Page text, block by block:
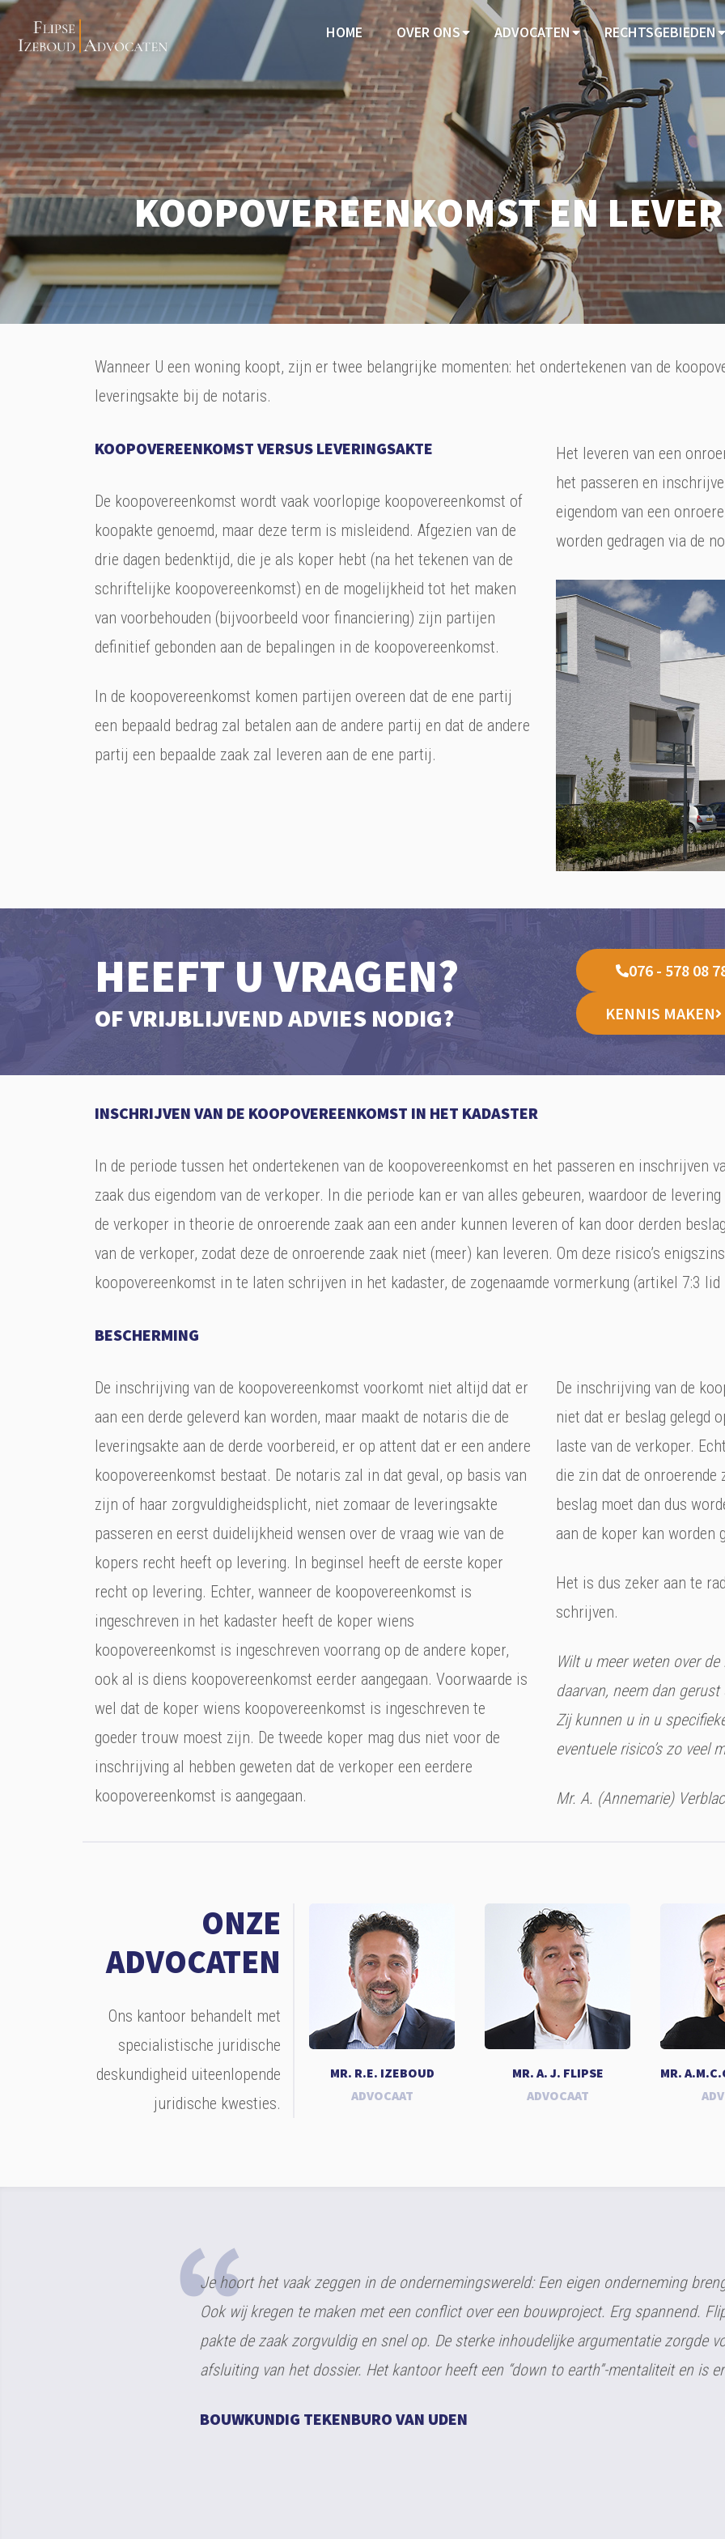
HOME OVER ONS ADVOCATEN RECHTSGEBIEDEN
KOOPOVEREENKOMST EN
Wanneer U een woning koopt, zijn er twee belangrijke momenten: het ondertekenen van de
leveringsakte bij de notaris.
KOOPOVEREENKOMST VERSUS LEVERINGSAKTE
De koopovereenkomst wordt vaak voorlopige koopovereenkomst of
koopakte genoemd, maar deze term is misleidend. Afgezien van de
drie dagen bedenktijd, die je als koper hebt (na het tekenen van de
schriftelijke koopovereenkomst) en de mogelijkheid tot het maken
van voorbehouden (bijvoorbeeld voor financiering) zijn partijen
definitief gebonden aan de bepalingen in de koopovereenkomst.
In de koopovereenkomst komen partijen overeen dat de ene partij
een bepaald bedrag zal betalen aan de andere partij en dat de andere
partij een bepaalde zaak zal leveren aan de ene partij.
Het leveren van een
het passeren en
eigendom van een
worden gedragen via de
HEEFT U VRAGEN?
OF VRIJBLIJVEND ADVIES NODIG?
076 - 578 08
KENNIS MAKEN
INSCHRIJVEN VAN DE KOOPOVEREENKOMST IN HET KADASTER
In de periode tussen het ondertekenen van de koopovereenkomst en het passeren en inschrijven
zaak dus eigendom van de verkoper. In die periode kan er van alles gebeuren, waardoor de
de verkoper in theorie de onroerende zaak aan een ander kunnen leveren of kan door derden
van de verkoper, zodat deze de onroerende zaak niet (meer) kan leveren. Om deze risico’s
koopovereenkomst in te laten schrijven in het kadaster, de zogenaamde vormerkung (artikel 7:3 lid
BESCHERMING
De inschrijving van de koopovereenkomst voorkomt niet altijd dat er
aan een derde geleverd kan worden, maar maakt de notaris die de
leveringsakte aan de derde voorbereid, er op attent dat er een andere
koopovereenkomst bestaat. De notaris zal in dat geval, op basis van
zijn of haar zorgvuldigheidsplicht, niet zomaar de leveringsakte
passeren en eerst duidelijkheid wensen over de vraag wie van de
kopers recht heeft op levering. In beginsel heeft de eerste koper
recht op levering. Echter, wanneer de koopovereenkomst is
ingeschreven in het kadaster heeft de koper wiens
koopovereenkomst is ingeschreven voorrang op de andere koper,
ook al is diens koopovereenkomst eerder aangegaan. Voorwaarde is
wel dat de koper wiens koopovereenkomst is ingeschreven te
goeder trouw moest zijn. De tweede koper mag dus niet voor de
inschrijving al hebben geweten dat de verkoper een eerdere
koopovereenkomst is aangegaan.
De inschrijving van de
niet dat er beslag gelegd
laste van de verkoper.
die zin dat de onroerende
beslag moet dan dus
aan de koper kan worden
Het is dus zeker aan te
schrijven.
Wilt u meer weten over
daarvan, neem dan
Zij kunnen u in u
eventuele risico’s zo veel
Mr. A. (Annemarie)
ONZE
ADVOCATEN
Ons kantoor behandelt met
specialistische juridische
deskundigheid uiteenlopende
juridische kwesties.
MR. R.E. IZEBOUD
ADVOCAAT
MR. A. J. FLIPSE
ADVOCAAT
MR.
risico’s met zich mee.
Een langlopende zaak is uiteindelijk goed opgelost dankzij een juridisch
begeleiding door Mr. A.J. Flipse.
ARCHITECTENBUREAU DRIJVERS OISTERWIJK B.V.